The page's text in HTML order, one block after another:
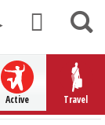
Active Travel